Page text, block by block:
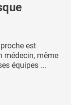
est
médecin, même
équipes ...